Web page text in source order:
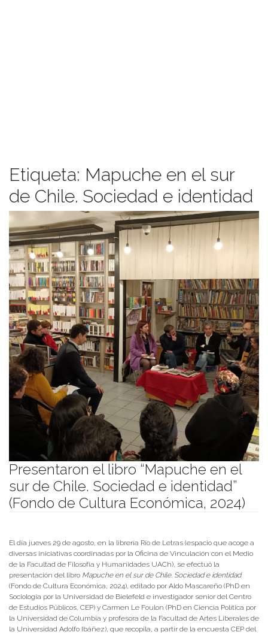
Etiqueta: Mapuche en el sur
de Chile. Sociedad e identidad
Presentaron el libro “Mapuche en el
sur de Chile. Sociedad e identidad”
(Fondo de Cultura Económica, 2024)
El día jueves 29 de agosto, en la librería Río de Letras (espacio que acoge a
diversas iniciativas coordinadas por la Oficina de Vinculación con el Medio
de la Facultad de Filosofía y Humanidades UACh), se efectuó la
presentación del libro Mapuche en el sur de Chile. Sociedad e identidad
(Fondo de Cultura Económica, 2024), editado por Aldo Mascareño (PhD en
Sociología por la Universidad de Bielefeld e investigador senior del Centro
de Estudios Públicos, CEP) y Carmen Le Foulon (PhD en Ciencia Política por
la Universidad de Columbia y profesora de la Facultad de Artes Liberales de
la Universidad Adolfo Ibáñez), que recopila, a partir de la encuesta CEP del